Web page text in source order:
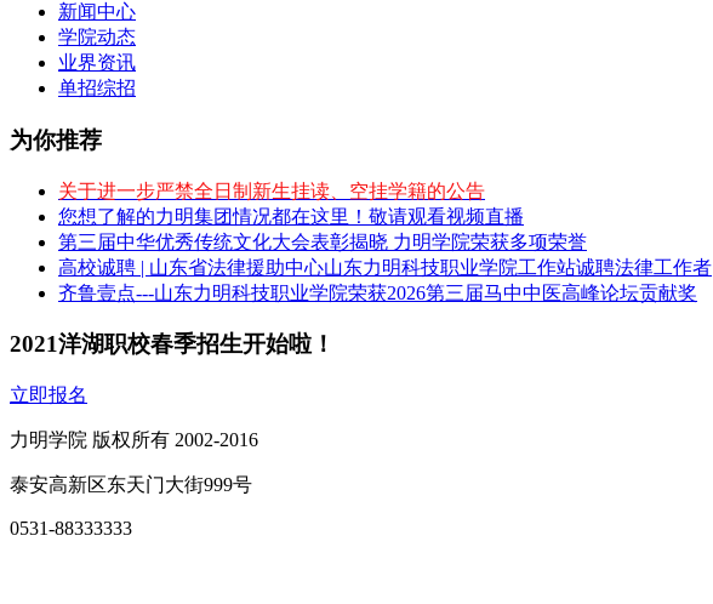
新闻中心
学院动态
业界资讯
单招综招
为你推荐
关于进一步严禁全日制新生挂读、空挂学籍的公告
您想了解的力明集团情况都在这里！敬请观看视频直播
第三届中华优秀传统文化大会表彰揭晓 力明学院荣获多项荣誉
高校诚聘 | 山东省法律援助中心山东力明科技职业学院工作站诚聘法律工作者
齐鲁壹点---山东力明科技职业学院荣获2026第三届马中中医高峰论坛贡献奖
2021洋湖职校春季招生开始啦！
立即报名
力明学院 版权所有 2002-2016
泰安高新区东天门大街999号
0531-88333333